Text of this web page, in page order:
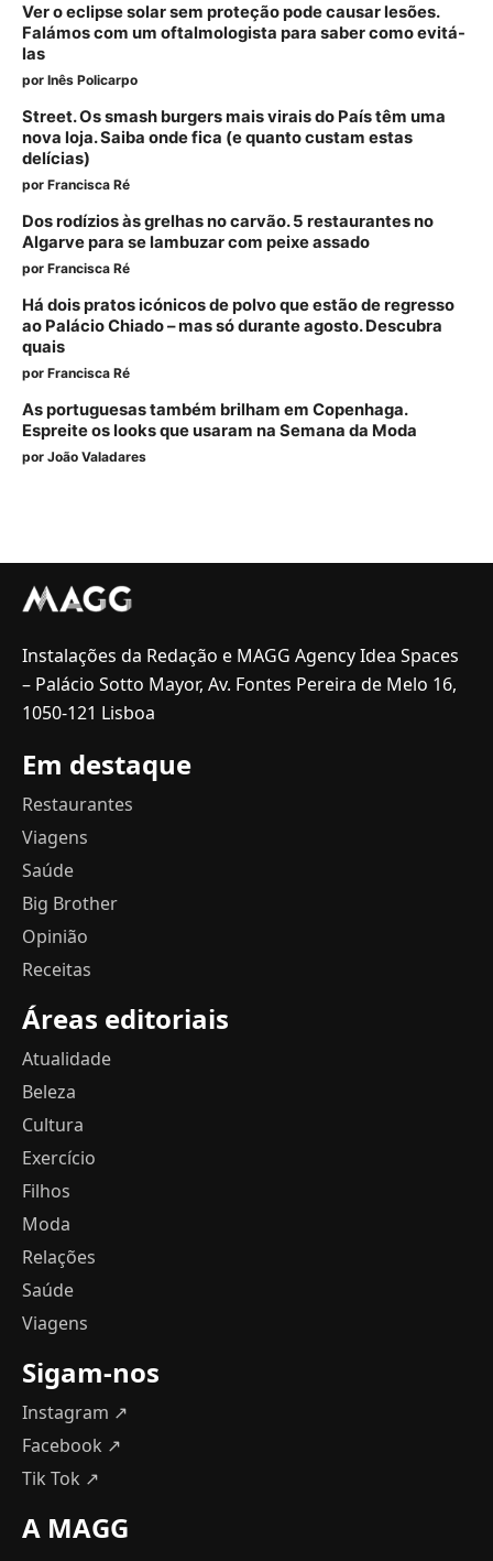
Ver o eclipse solar sem proteção pode causar lesões.
Falámos com um oftalmologista para saber como evitá-
las
por Inês Policarpo
Street. Os smash burgers mais virais do País têm uma
nova loja. Saiba onde fica (e quanto custam estas
delícias)
por Francisca Ré
Dos rodízios às grelhas no carvão. 5 restaurantes no
Algarve para se lambuzar com peixe assado
por Francisca Ré
Há dois pratos icónicos de polvo que estão de regresso
ao Palácio Chiado – mas só durante agosto. Descubra
quais
por Francisca Ré
As portuguesas também brilham em Copenhaga.
Espreite os looks que usaram na Semana da Moda
por João Valadares
Instalações da Redação e MAGG Agency Idea Spaces
– Palácio Sotto Mayor, Av. Fontes Pereira de Melo 16,
1050-121 Lisboa
Em destaque
Restaurantes
Viagens
Saúde
Big Brother
Opinião
Receitas
Áreas editoriais
Atualidade
Beleza
Cultura
Exercício
Filhos
Moda
Relações
Saúde
Viagens
Sigam-nos
Instagram ↗
Facebook ↗
Tik Tok ↗
A MAGG